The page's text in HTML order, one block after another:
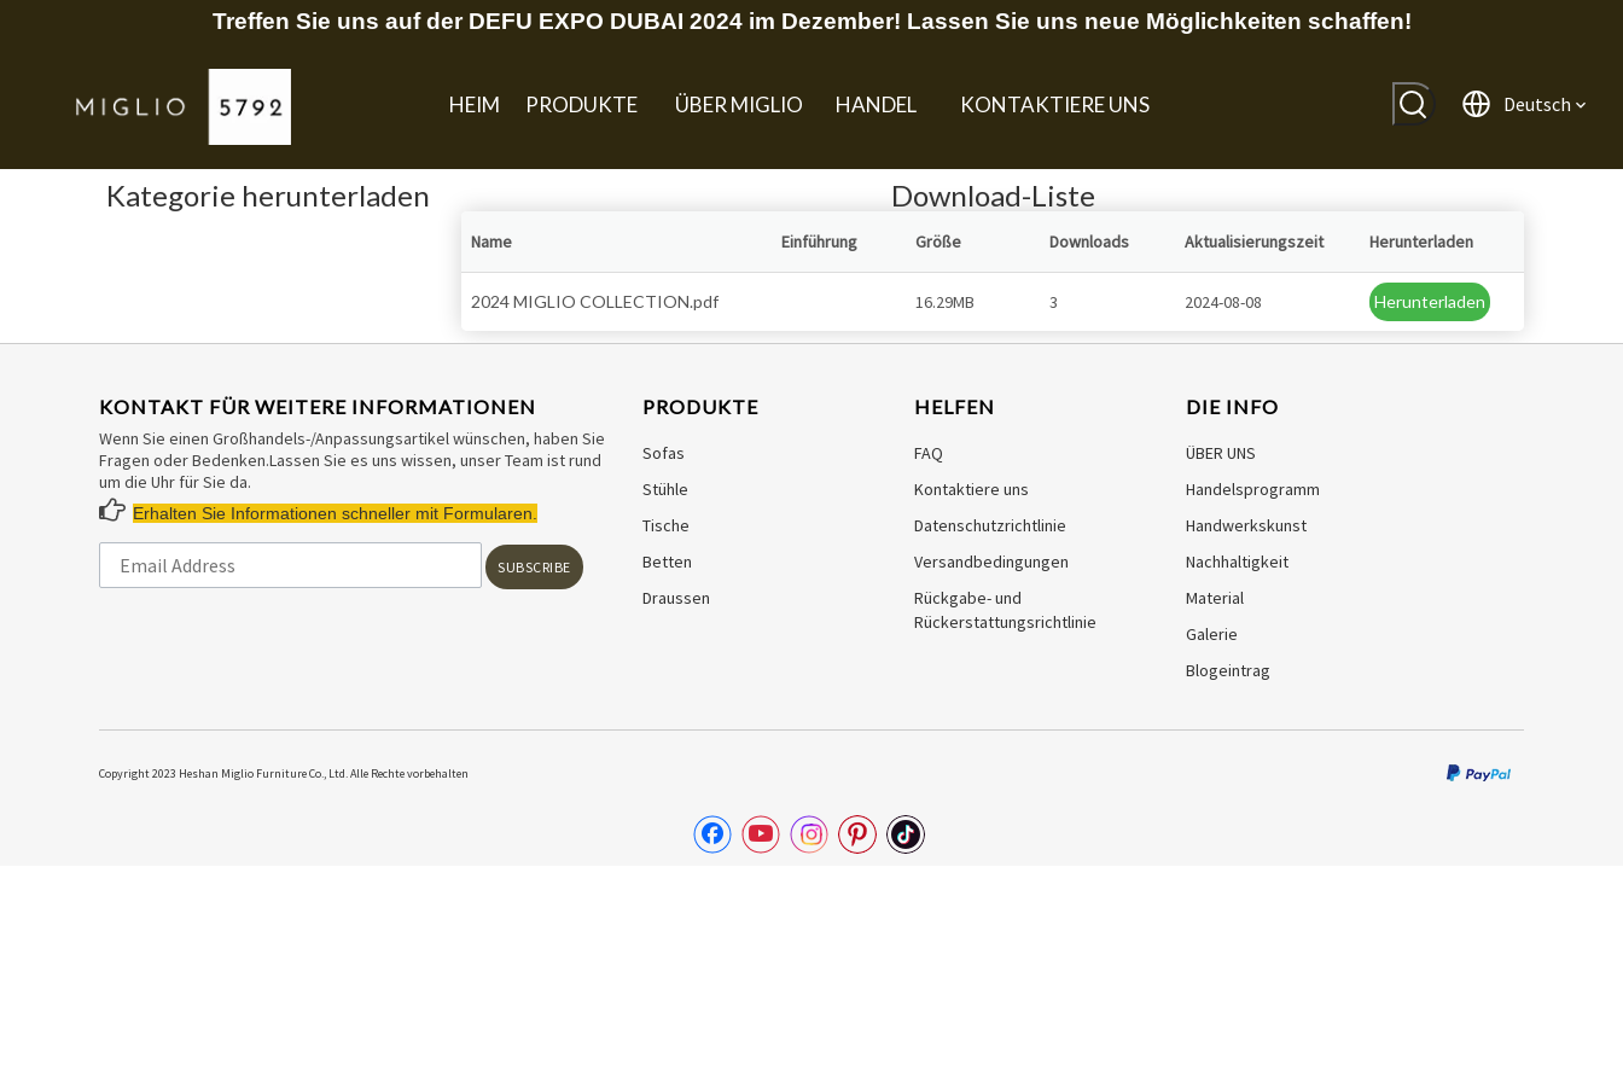
Treffen Sie uns auf der DEFU EXPO DUBAI 2024 im Dezember! Lassen Sie uns neue Möglichkeiten schaffen!
HEIM PRODUKTE ÜBER MIGLIO HANDEL KONTAKTIERE UNS Deutsch
Kategorie herunterladen Download-Liste
Name Einführung Größe Downloads Aktualisierungszeit Herunterladen
2024 MIGLIO COLLECTION.pdf 16.29MB 3 2024-08-08 Herunterladen
KONTAKT FÜR WEITERE INFORMATIONEN
Wenn Sie einen Großhandels-/Anpassungsartikel wünschen, haben Sie
Fragen oder Bedenken.Lassen Sie es uns wissen, unser Team ist rund
um die Uhr für Sie da.
 Erhalten Sie Informationen schneller mit Formularen.
SUBSCRIBE
PRODUKTE
Sofas
Stühle
Tische
Betten
Draussen
HELFEN
FAQ
Kontaktiere uns
Datenschutzrichtlinie
Versandbedingungen
Rückgabe- und
Rückerstattungsrichtlinie
DIE INFO
ÜBER UNS
Handelsprogramm
Handwerkskunst
Nachhaltigkeit
Material
Galerie
Blogeintrag
​Copyright 2023 Heshan Miglio Furniture Co., Ltd. Alle Rechte vorbehalten